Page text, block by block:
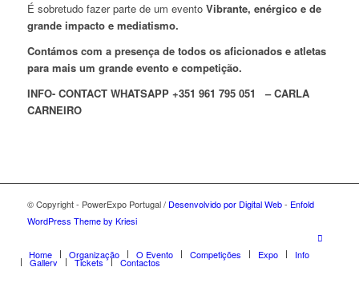
É sobretudo fazer parte de um evento Vibrante, enérgico e de
grande impacto e mediatismo.
Contámos com a presença de todos os aficionados e atletas
para mais um grande evento e competição.
INFO- CONTACT WHATSAPP +351 961 795 051 – CARLA
CARNEIRO
© Copyright - PowerExpo Portugal / Desenvolvido por Digital Web- Enfold
WordPress Theme by Kriesi
Home Organização O Evento Competições Expo Info
Gallery Tickets Contactos